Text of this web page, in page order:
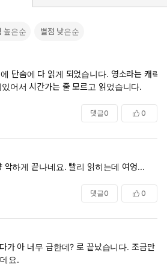
높은순 별점 낮은순
단숨에 다 읽게 되었습니다. 영소라는 캐릭
어서 시간가는 줄 모르고 읽었습니다.
댓글0 0
악하게 끝나네요. 빨리 읽히는데 여엉...
댓글0 0
가 아 너무 급한데? 로 끝났습니다. 조금만
요.